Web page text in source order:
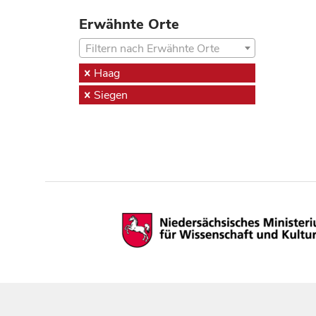
Erwähnte Orte
Filtern nach Erwähnte Orte
Haag
Siegen